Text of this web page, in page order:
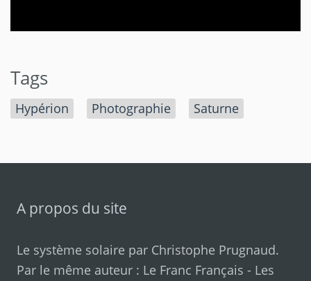
Tags
Hypérion Photographie Saturne
A propos du site
Le système solaire par Christophe Prugnaud.
Par le même auteur : Le Franc Français - Les